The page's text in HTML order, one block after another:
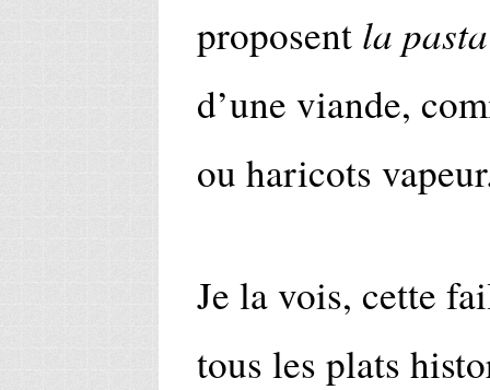
proposent la pasta
d’une viande,
ou haricots
Je la vois, cette
tous les plats